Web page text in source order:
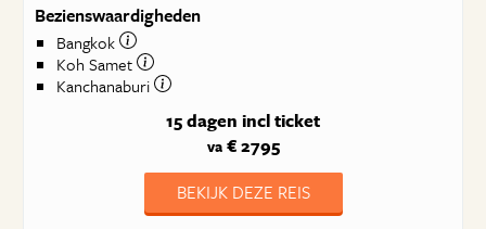
Bezienswaardigheden
Bangkok
Koh Samet
Kanchanaburi
15 dagen incl ticket
va€ 2795
BEKIJK DEZE REIS